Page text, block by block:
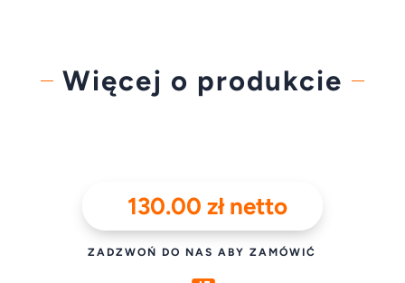
Więcej o produkcie
130.00zł netto
ZADZWOŃ DO NAS ABY ZAMÓWIĆ